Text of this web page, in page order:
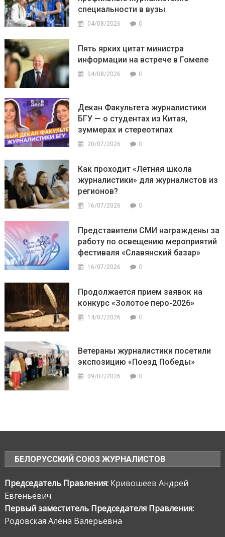
специальности в вузы
04/08/2026 0
Пять ярких цитат министра
информации на встрече в Гомеле
04/08/2026 0
Декан Факультета журналистики
БГУ — о студентах из Китая,
зуммерах и стереотипах
20/07/2026 0
Как проходит «Летняя школа
журналистики» для журналистов из
регионов?
16/07/2026 0
Представители СМИ награждены за
работу по освещению мероприятий
фестиваля «Славянский базар»
16/07/2026 0
Продолжается прием заявок на
конкурс «Золотое перо-2026»
14/07/2026 0
Ветераны журналистики посетили
экспозицию «Поезд Победы»
09/07/2026 0
БЕЛОРУССКИЙ СОЮЗ ЖУРНАЛИСТОВ
Председатель Правления: Кривошеев Андрей
Евгеньевич
Первый заместитель Председателя Правления:
Родовская Алёна Валерьевна